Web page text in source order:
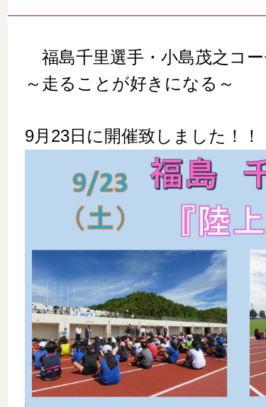
福島千里選手・小島茂之コ
～走ることが好きになる～
9月23日に開催致しました！！